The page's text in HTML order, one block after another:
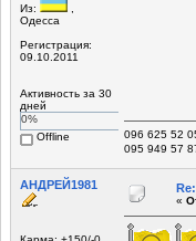
Из:
Одесса
Регистрация:
09.10.2011
Активность за 30
дней
0%
Offline
096 625 52
095 949 57
АНДРЕЙ1981
«